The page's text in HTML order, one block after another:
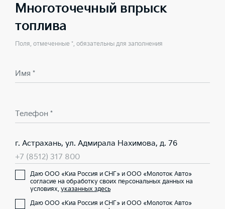
Многоточечный впрыск
топлива
Поля, отмеченные *, обязательны для заполнения
Имя *
Телефон *
г. Астрахань, ул. Адмирала Нахимова, д. 76
+7 (8512) 317 800
Даю ООО «Киа Россия и СНГ» и ООО «Молоток Авто»
согласие на обработку своих персональных данных на
условиях, указанных здесь
Даю ООО «Киа Россия и СНГ» и ООО «Молоток Авто»